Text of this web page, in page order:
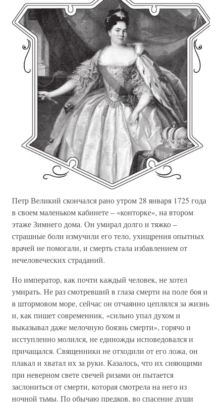
Петр Великий скончался рано утром 28 января 1725 года
в своем маленьком кабинете – «конторке», на втором
этаже Зимнего дома. Он умирал долго и тяжко –
страшные боли измучили его тело, ухищрения опытных
врачей не помогали, и смерть стала избавлением от
нечеловеческих страданий.
Но император, как почти каждый человек, не хотел
умирать. Не раз смотревший в глаза смерти на поле боя и
в штормовом море, сейчас он отчаянно цеплялся за жизнь
и, как пишет современник, «сильно упал духом и
выказывал даже мелочную боязнь смерти», горячо и
исступленно молился, не единожды исповедовался и
причащался. Священники не отходили от его ложа, он
плакал и хватал их за руки. Казалось, что их сияющими
при неверном свете свечей ризами он пытается
заслониться от смерти, которая смотрела на него из
ночной тьмы. По обычаю предков, во спасение души